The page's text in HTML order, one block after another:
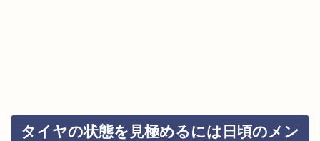
タイヤの状態を見極めるには日頃のメン